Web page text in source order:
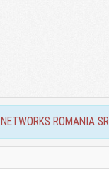
ROMANIA